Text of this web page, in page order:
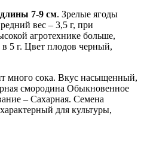
длины 7-9 см. Зрелые ягоды
вес – 3,5 г, при
агротехнике больше,
5 г. Цвет плодов черный,
много сока. Вкус насыщенный,
смородина Обыкновенное
– Сахарная. Семена
для культуры,